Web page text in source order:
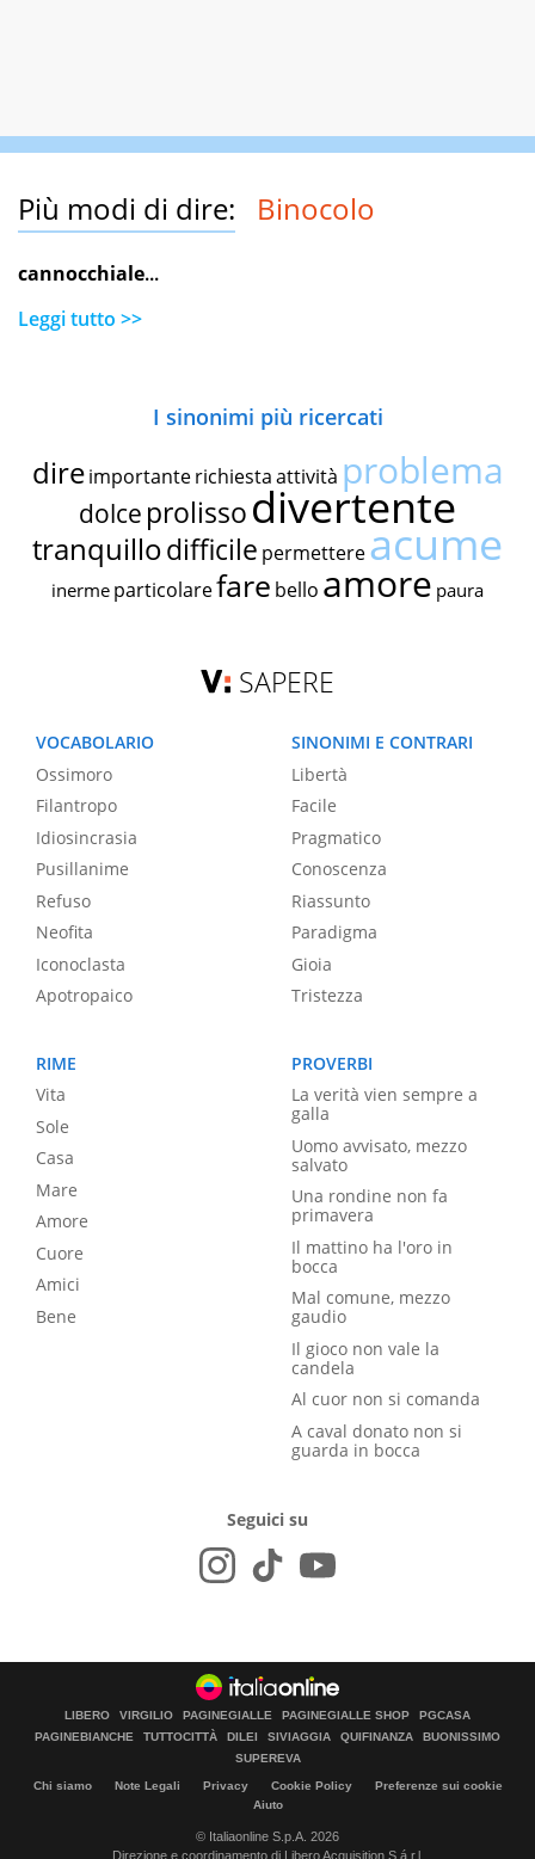
Più modi di dire: Binocolo
cannocchiale...
Leggi tutto >>
I sinonimi più ricercati
dire importante richiestaattività problema
dolce prolissodivertente
tranquillodifficile permettereacume
inerme particolarefare bello amore paura
SAPERE
VOCABOLARIO
Ossimoro
Filantropo
Idiosincrasia
Pusillanime
Refuso
Neofita
Iconoclasta
Apotropaico
SINONIMI E CONTRARI
Libertà
Facile
Pragmatico
Conoscenza
Riassunto
Paradigma
Gioia
Tristezza
RIME
Vita
Sole
Casa
Mare
Amore
Cuore
Amici
Bene
PROVERBI
La verità vien sempre a
galla
Uomo avvisato, mezzo
salvato
Una rondine non fa
primavera
Il mattino ha l'oro in
bocca
Mal comune, mezzo
gaudio
Il gioco non vale la
candela
Al cuor non si comanda
A caval donato non si
guarda in bocca
Seguici su
LIBERO VIRGILIO PAGINEGIALLE PAGINEGIALLE SHOP
PGCASA
PAGINEBIANCHE
TUTTOCITTÀ DILEI SIVIAGGIA QUIFINANZA
BUONISSIMO
SUPEREVA
Chi siamo Note Legali Privacy Cookie Policy
Preferenze sui cookie
Aiuto
© Italiaonline S.p.A. 2026
Direzione e coordinamento di Libero Acquisition S.á r.l.